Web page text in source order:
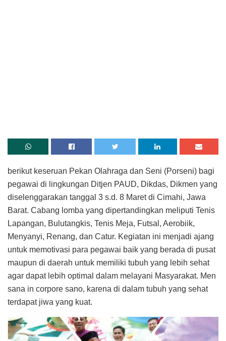
berikut keseruan Pekan Olahraga dan Seni (Porseni) bagi
pegawai di lingkungan Ditjen PAUD, Dikdas, Dikmen yang
diselenggarakan tanggal 3 s.d. 8 Maret di Cimahi, Jawa
Barat. Cabang lomba yang dipertandingkan meliputi Tenis
Lapangan, Bulutangkis, Tenis Meja, Futsal, Aerobiik,
Menyanyi, Renang, dan Catur. Kegiatan ini menjadi ajang
untuk memotivasi para pegawai baik yang berada di pusat
maupun di daerah untuk memiliki tubuh yang lebih sehat
agar dapat lebih optimal dalam melayani Masyarakat. Men
sana in corpore sano, karena di dalam tubuh yang sehat
terdapat jiwa yang kuat.